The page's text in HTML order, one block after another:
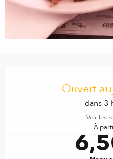
Ouvert
dans 3
Voir les
À